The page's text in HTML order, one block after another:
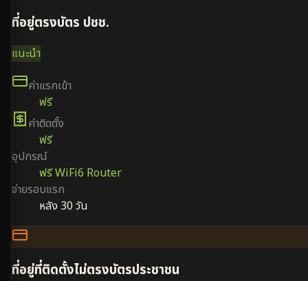
ที่อยู่ตรงบัตร ปชช.
แนะนำ
ค่าแรกเข้า
ฟรี
ค่าติดตั้ง
ฟรี
อุปกรณ์
ฟรี WiFi6 Router
จ่ายรอบแรก
หลัง 30 วัน
ที่อยู่ที่ติดตั้งไม่ตรงบัตรประชาชน